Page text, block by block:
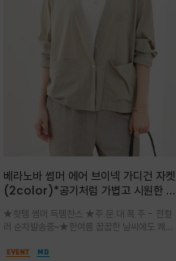
베라노바 썸머 에어 브이넥 가디건 자켓
(2color)*공기처럼 가볍고 시원한 나
브이넥 디자인이라 부담없이 쓱쓱~걸치
는 꾸안꾸!!가볍고 바스락한 나일론 블렌
드 소재감이 세련된 무드를 더해주는 가
★핫템 썸머 득템찬스 ★주.문.대.폭.주 - 전컬
러 순차발송중~★한여름 꿉꿉한 날씨에도 쾌적
일 자켓은 가벼운 무게감과 방수성 덕분에 여름